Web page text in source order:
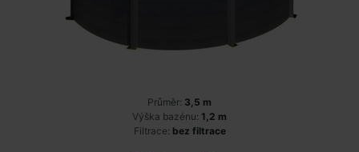
Průměr: 3,5 m
Výška bazénu: 1,2 m
Filtrace: bez filtrace